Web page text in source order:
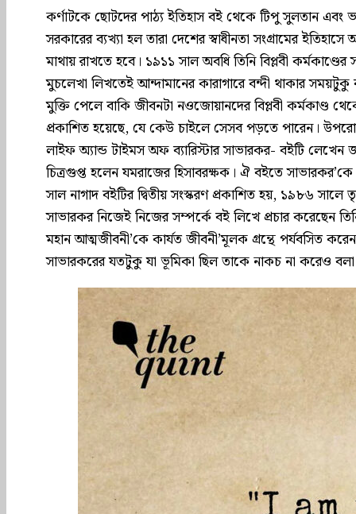
কর্ণাটকে ছোটদের পাঠ্য ইতিহাস বই থেকে টিপু সুলতান এবং
সরকারের ব্যখ্যা হল তারা দেশের স্বাধীনতা সংগ্রামের
মাথায় রাখতে হবে। ১৯১১ সাল অবধি তিনি বিপ্লবী
মুচলেখা লিখতেই আন্দামানের কারাগারে বন্দী থাকার
মুক্তি পেলে বাকি জীবনটা নওজোয়ানদের বিপ্লবী কর্মকাণ্ড
প্রকাশিত হয়েছে, যে কেউ চাইলে সেসব পড়তে পারেন।
লাইফ অ্যান্ড টাইমস অফ ব্যারিস্টার সাভারকর- বইটি
চিত্রগুপ্ত হলেন যমরাজের হিসাবরক্ষক। ঐ বইতে সাভারকর’কে
সাল নাগাদ বইটির দ্বিতীয় সংস্করণ প্রকাশিত হয়, ১৯৮৬
সাভারকর নিজেই নিজের সম্পর্কে বই লিখে প্রচার করেছেন
মহান আত্মজীবনী’কে কার্যত জীবনী’মূলক গ্রন্থে পর্যবসিত
সাভারকরের যতটুকু যা ভূমিকা ছিল তাকে নাকচ না করেও বলা